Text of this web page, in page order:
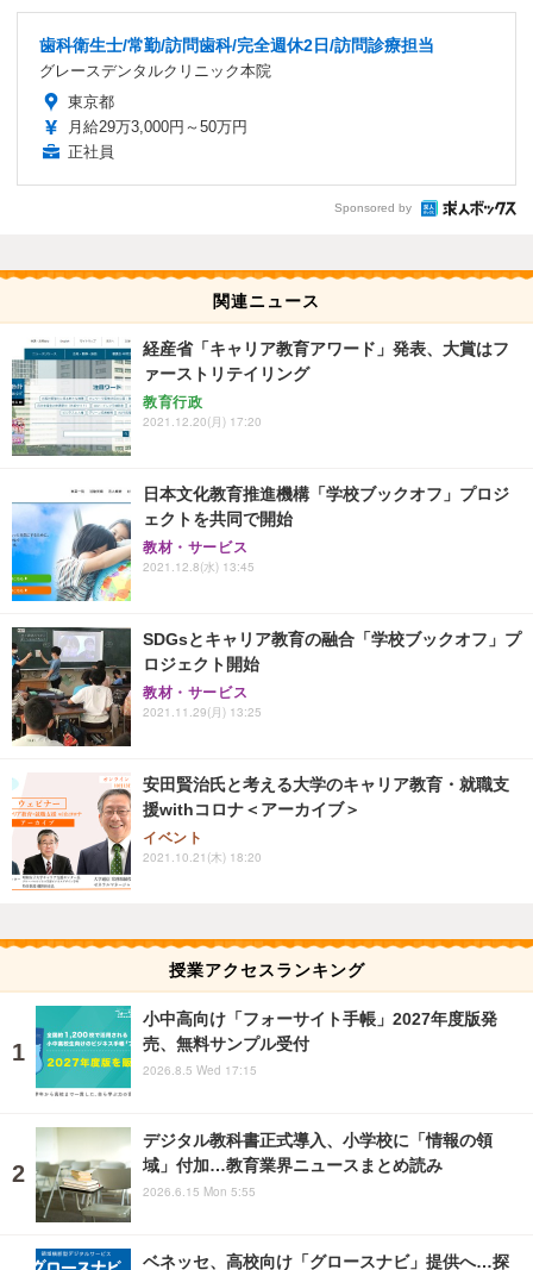
歯科衛生士/常勤/訪問歯科/完全週休2日/訪問診療担当
グレースデンタルクリニック本院
東京都
月給29万3,000円～50万円
正社員
Sponsored by
関連ニュース
経産省「キャリア教育アワード」発表、大賞はフ
ァーストリテイリング
教育行政
2021.12.20(月) 17:20
日本文化教育推進機構「学校ブックオフ」プロジ
ェクトを共同で開始
教材・サービス
2021.12.8(水) 13:45
SDGsとキャリア教育の融合「学校ブックオフ」プ
ロジェクト開始
教材・サービス
2021.11.29(月) 13:25
安田賢治氏と考える大学のキャリア教育・就職支
援withコロナ＜アーカイブ＞
イベント
2021.10.21(木) 18:20
授業アクセスランキング
小中高向け「フォーサイト手帳」2027年度版発
売、無料サンプル受付
2026.8.5 Wed 17:15
デジタル教科書正式導入、小学校に「情報の領
域」付加…教育業界ニュースまとめ読み
2026.6.15 Mon 5:55
ベネッセ、高校向け「グロースナビ」提供へ…探